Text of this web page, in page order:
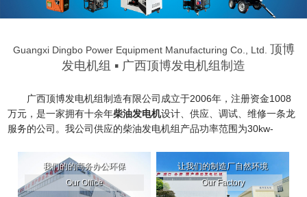
Guangxi Dingbo Power Equipment Manufacturing Co., Ltd. 顶博
发电机组 ▪ 广西顶博发电机组制造
广西顶博发电机组制造有限公司成立于2006年，注册资金1008
万元，是一家拥有十余年柴油发电机设计、供应、调试、维修一条龙
服务的公司。我公司供应的柴油发电机组产品功率范围为30kw-
遥监控、低噪音及移动式、自动化并网系统等特殊电力需求。 公司工
艺设备先进，产品质量可靠，服务网络健全，严格按国际质量体系管
理。产品已经通过ISO9001-2015质量体系认证，ISO14001:2015环
我们的的商务办公环保
Our Office
让我们的制造厂自然环境
Our Factory